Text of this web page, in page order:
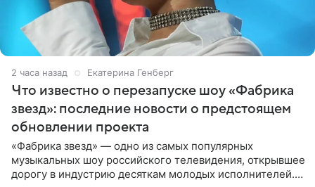
2 часа назад Екатерина Генберг
Что известно о перезапуске шоу «Фабрика
звезд»: последние новости о предстоящем
обновлении проекта
«Фабрика звезд» — одно из самых популярных
музыкальных шоу российского телевидения, открывшее
дорогу в индустрию десяткам молодых исполнителей.